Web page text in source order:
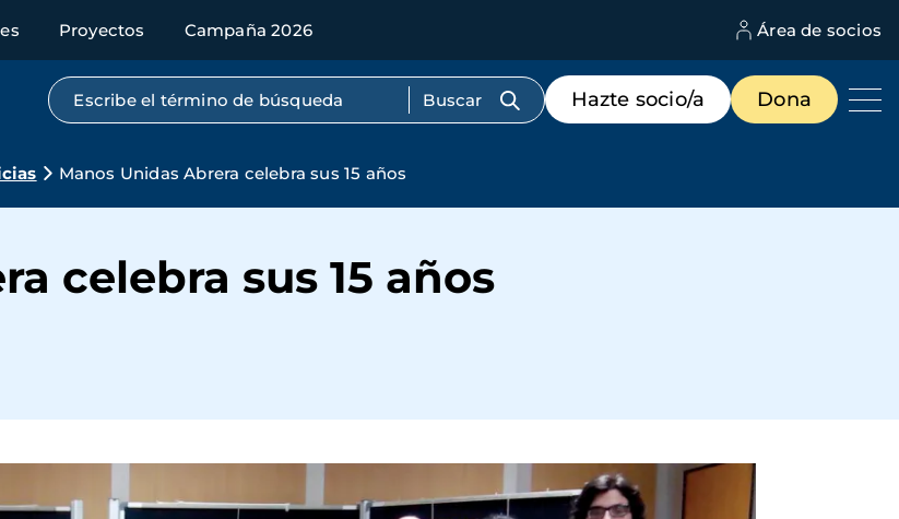
Proyectos Campaña 2026 Área de socios
Búsqueda por texto completo
Menú
de
destacados
Hazte socio/a Dona
Manos Unidas Abrera celebra sus 15 años
celebra sus 15 años